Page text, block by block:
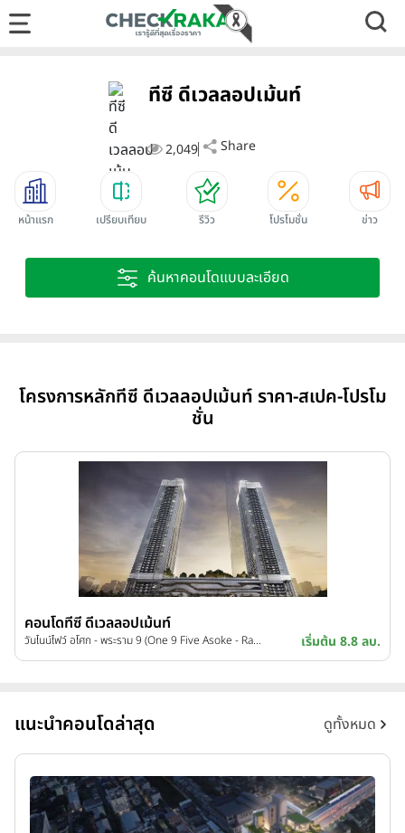
ทีซี ดีเวลลอปเม้นท์
2,049 Share
หน้าแรก เปรียบเทียบ รีวิว โปรโมชั่น ข่าว
ค้นหาคอนโดแบบละเอียด
โครงการหลักทีซี ดีเวลลอปเม้นท์ ราคา-สเปค-โปรโม
ชั่น
คอนโดทีซี ดีเวลลอปเม้นท์
วันไนน์ไฟว์ อโศก - พระราม 9 (One 9 Five Asoke - Rama9) เริ่มต้น 8.8 ลบ.
แนะนำคอนโดล่าสุด ดูทั้งหมด